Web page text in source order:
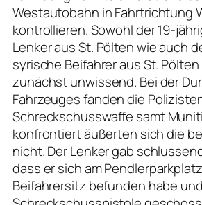
Westautobahn in Fahrtrichtung
kontrollieren. Sowohl der 19-
Lenker aus St. Pölten wie auch
syrische Beifahrer aus St.
zunächst unwissend. Bei der
Fahrzeuges fanden die
Schreckschusswaffe samt
konfrontiert äußerten sich die
nicht. Der Lenker gab
dass er sich am
Beifahrersitz befunden habe